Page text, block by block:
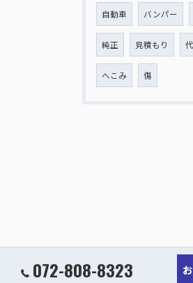
自動車 バンパー
純正 見積もり
へこみ 傷
072-808-8323